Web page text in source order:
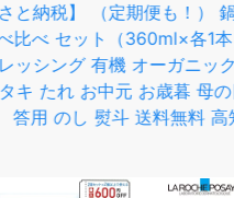
用 のし 熨斗 送料無料 高知